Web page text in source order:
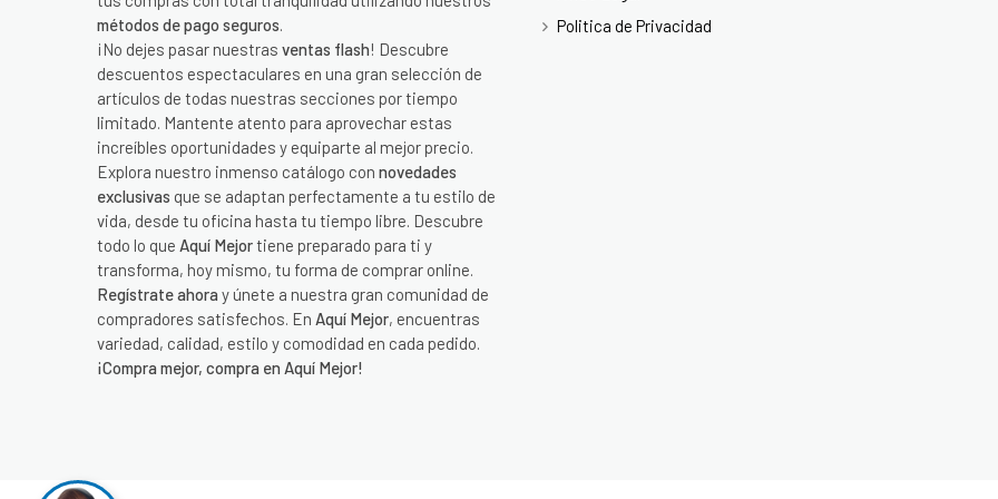
métodos de pago seguros.
¡No dejes pasar nuestras ventas flash! Descubre
descuentos espectaculares en una gran selección de
artículos de todas nuestras secciones por tiempo
limitado. Mantente atento para aprovechar estas
increíbles oportunidades y equiparte al mejor precio.
Explora nuestro inmenso catálogo con novedades
exclusivas que se adaptan perfectamente a tu estilo de
vida, desde tu oficina hasta tu tiempo libre. Descubre
todo lo que Aquí Mejortiene preparado para ti y
transforma, hoy mismo, tu forma de comprar online.
Regístrate ahora y únete a nuestra gran comunidad de
compradores satisfechos. En Aquí Mejor, encuentras
variedad, calidad, estilo y comodidad en cada pedido.
¡Compra mejor, compra en Aquí Mejor!
Politica de Privacidad